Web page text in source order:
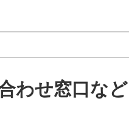
わせ窓口など